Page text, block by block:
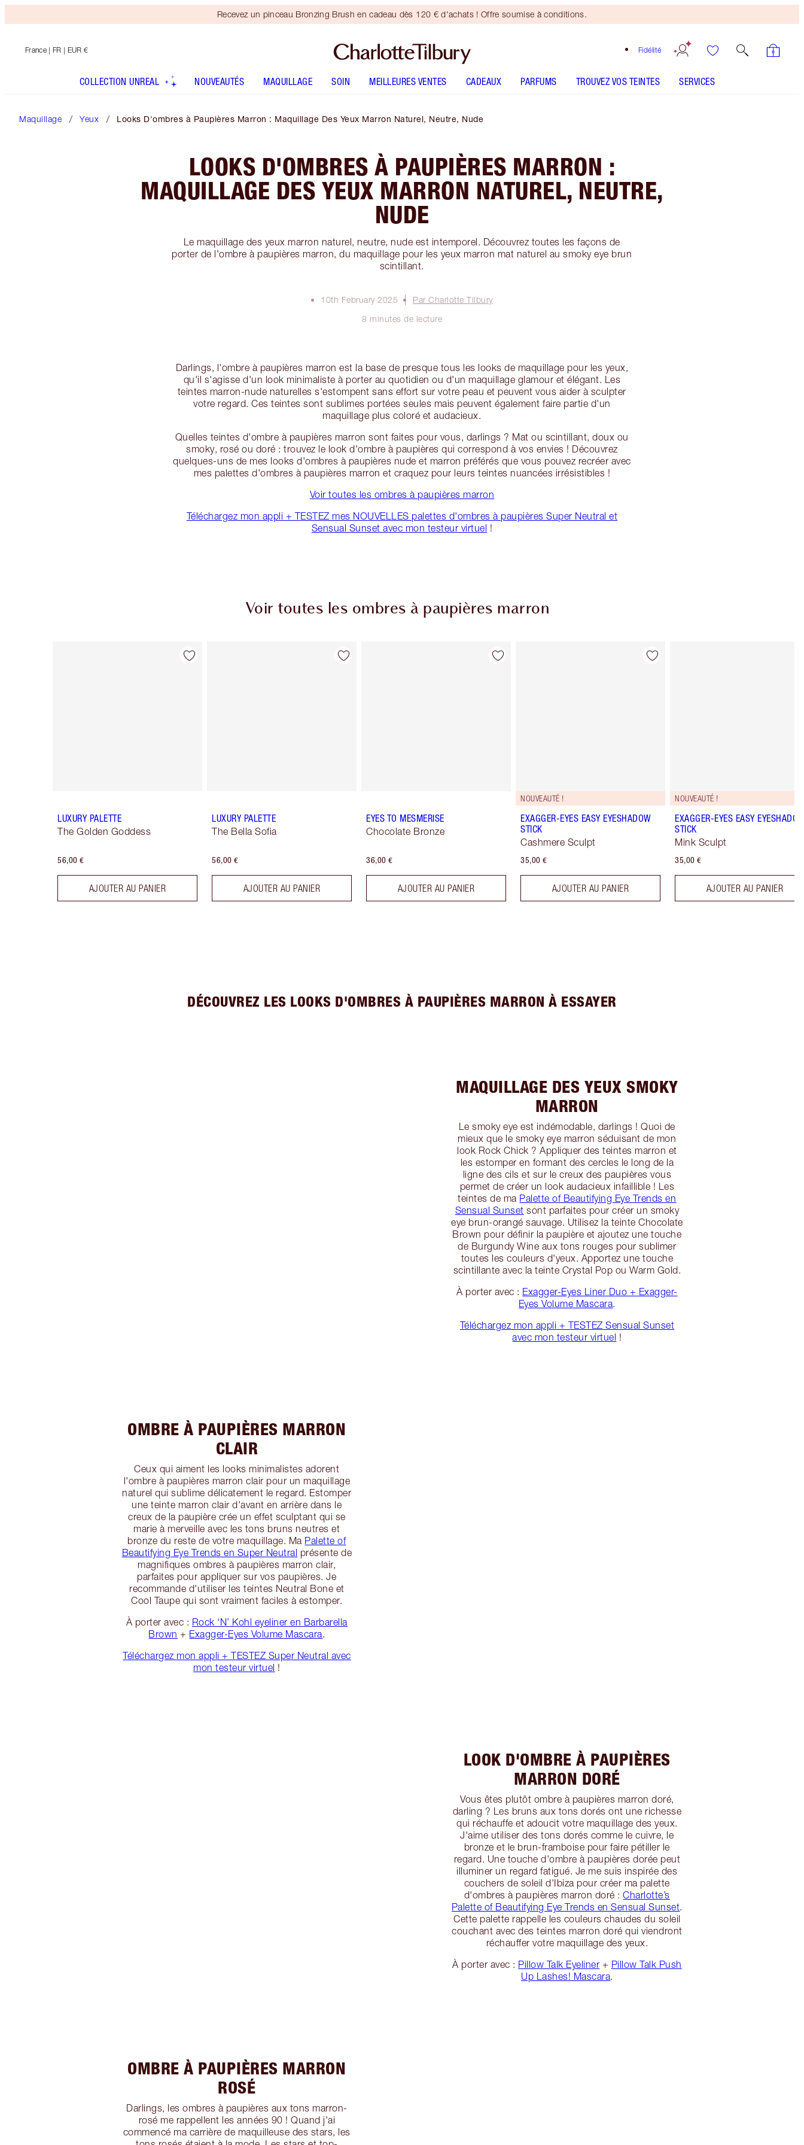
Recevez un pinceau Bronzing Brush en cadeau dès 120 € d'achats ! Offre soumise à conditions.
Fidélité
France | FR | EUR €
COLLECTION UNREAL NOUVEAUTÉS MAQUILLAGE SOIN MEILLEURES VENTES CADEAUX PARFUMS TROUVEZ VOS TEINTES SERVICES
Maquillage Yeux Looks D'ombres à Paupières Marron : Maquillage Des Yeux Marron Naturel, Neutre, Nude
LOOKS D'OMBRES À PAUPIÈRES MARRON :
MAQUILLAGE DES YEUX MARRON NATUREL, NEUTRE,
NUDE
Le maquillage des yeux marron naturel, neutre, nude est intemporel. Découvrez toutes les façons de
porter de l'ombre à paupières marron, du maquillage pour les yeux marron mat naturel au smoky eye brun
scintillant.
10th February 2025
Par Charlotte Tilbury
8 minutes de lecture
Darlings, l'ombre à paupières marron est la base de presque tous les looks de maquillage pour les yeux,
qu'il s'agisse d'un look minimaliste à porter au quotidien ou d'un maquillage glamour et élégant. Les
teintes marron-nude naturelles s'estompent sans effort sur votre peau et peuvent vous aider à sculpter
votre regard. Ces teintes sont sublimes portées seules mais peuvent également faire partie d'un
maquillage plus coloré et audacieux.
Quelles teintes d'ombre à paupières marron sont faites pour vous, darlings ? Mat ou scintillant, doux ou
smoky, rosé ou doré : trouvez le look d'ombre à paupières qui correspond à vos envies ! Découvrez
quelques-uns de mes looks d'ombres à paupières nude et marron préférés que vous pouvez recréer avec
mes palettes d'ombres à paupières marron et craquez pour leurs teintes nuancées irrésistibles !
Voir toutes les ombres à paupières marron
Téléchargez mon appli + TESTEZ mes NOUVELLES palettes d'ombres à paupières Super Neutral et
Sensual Sunset avec mon testeur virtuel !
Voir toutes les ombres à paupières marron
Article 1 sur 14
LUXURY PALETTE
The Golden Goddess
56,00 €
AJOUTER AU PANIER
Article 2 sur 14
LUXURY PALETTE
The Bella Sofia
56,00 €
AJOUTER AU PANIER
Article 3 sur 14
EYES TO MESMERISE
Chocolate Bronze
36,00 €
AJOUTER AU PANIER
Article 4 sur 14
NOUVEAUTÉ !
EXAGGER-EYES EASY EYESHADOW
STICK
Cashmere Sculpt
35,00 €
AJOUTER AU PANIER
NOUVEAUTÉ !
EXAGGER-EYES EASY
STICK
Mink Sculpt
35,00 €
AJOUTER AU PANIER
DÉCOUVREZ LES LOOKS D'OMBRES À PAUPIÈRES MARRON À ESSAYER
MAQUILLAGE DES YEUX SMOKY
MARRON
Le smoky eye est indémodable, darlings ! Quoi de
mieux que le smoky eye marron séduisant de mon
look Rock Chick ? Appliquer des teintes marron et
les estomper en formant des cercles le long de la
ligne des cils et sur le creux des paupières vous
permet de créer un look audacieux infaillible ! Les
teintes de ma Palette of Beautifying Eye Trends en
Sensual Sunset sont parfaites pour créer un smoky
eye brun-orangé sauvage. Utilisez la teinte Chocolate
Brown pour définir la paupière et ajoutez une touche
de Burgundy Wine aux tons rouges pour sublimer
toutes les couleurs d'yeux. Apportez une touche
scintillante avec la teinte Crystal Pop ou Warm Gold.
À porter avec : Exagger-Eyes Liner Duo + Exagger-
Eyes Volume Mascara.
Téléchargez mon appli + TESTEZ Sensual Sunset
avec mon testeur virtuel !
OMBRE À PAUPIÈRES MARRON
CLAIR
Ceux qui aiment les looks minimalistes adorent
l'ombre à paupières marron clair pour un maquillage
naturel qui sublime délicatement le regard. Estomper
une teinte marron clair d'avant en arrière dans le
creux de la paupière crée un effet sculptant qui se
marie à merveille avec les tons bruns neutres et
bronze du reste de votre maquillage. Ma Palette of
Beautifying Eye Trends en Super Neutral présente de
magnifiques ombres à paupières marron clair,
parfaites pour appliquer sur vos paupières. Je
recommande d'utiliser les teintes Neutral Bone et
Cool Taupe qui sont vraiment faciles à estomper.
À porter avec : Rock ‘N’ Kohl eyeliner en Barbarella
Brown + Exagger-Eyes Volume Mascara.
Téléchargez mon appli + TESTEZ Super Neutral avec
mon testeur virtuel !
LOOK D'OMBRE À PAUPIÈRES
MARRON DORÉ
Vous êtes plutôt ombre à paupières marron doré,
darling ? Les bruns aux tons dorés ont une richesse
qui réchauffe et adoucit votre maquillage des yeux.
J'aime utiliser des tons dorés comme le cuivre, le
bronze et le brun-framboise pour faire pétiller le
regard. Une touche d'ombre à paupières dorée peut
illuminer un regard fatigué. Je me suis inspirée des
couchers de soleil d'Ibiza pour créer ma palette
d'ombres à paupières marron doré :Charlotte’s
Palette of Beautifying Eye Trends en Sensual Sunset.
Cette palette rappelle les couleurs chaudes du soleil
couchant avec des teintes marron doré qui viendront
réchauffer votre maquillage des yeux.
À porter avec : Pillow Talk Eyeliner + Pillow Talk Push
Up Lashes! Mascara.
OMBRE À PAUPIÈRES MARRON
ROSÉ
Darlings, les ombres à paupières aux tons marron-
rosé me rappellent les années 90 ! Quand j'ai
commencé ma carrière de maquilleuse des stars, les